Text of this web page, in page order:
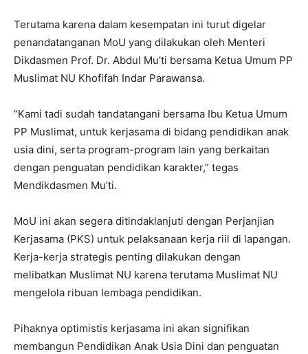
Terutama karena dalam kesempatan ini turut digelar
penandatanganan MoU yang dilakukan oleh Menteri
Dikdasmen Prof. Dr. Abdul Mu’ti bersama Ketua Umum PP
Muslimat NU Khofifah Indar Parawansa.
“Kami tadi sudah tandatangani bersama Ibu Ketua Umum
PP Muslimat, untuk kerjasama di bidang pendidikan anak
usia dini, serta program-program lain yang berkaitan
dengan penguatan pendidikan karakter,” tegas
Mendikdasmen Mu’ti.
MoU ini akan segera ditindaklanjuti dengan Perjanjian
Kerjasama (PKS) untuk pelaksanaan kerja riil di lapangan.
Kerja-kerja strategis penting dilakukan dengan
melibatkan Muslimat NU karena terutama Muslimat NU
mengelola ribuan lembaga pendidikan.
Pihaknya optimistis kerjasama ini akan signifikan
membangun Pendidikan Anak Usia Dini dan penguatan